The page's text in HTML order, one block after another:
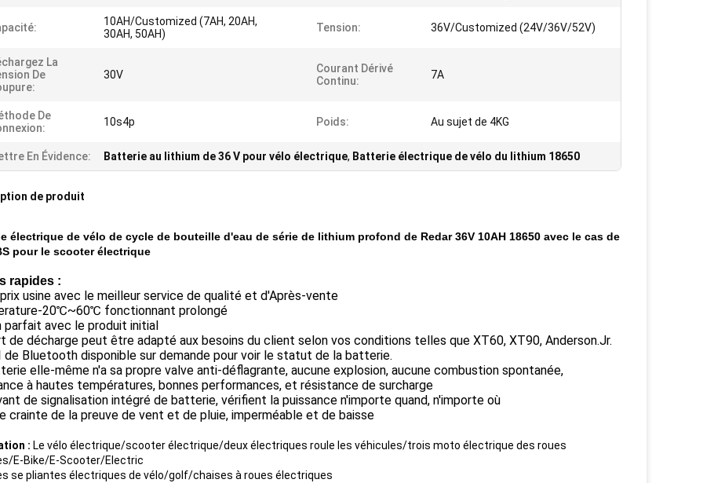
10AH/Customized (7AH, 20AH,
30AH, 50AH)
Tension: 36V/Customized (24V/36V/52V)
La
De
30V
Courant Dérivé
Continu:
7A
De
10s4p Poids: Au sujet de 4KG
En Évidence: Batterie au lithium de 36 V pour vélo électrique, Batterie électrique de vélo du lithium 18650
de produit
électrique de vélo de cycle de bouteille d'eau de série de lithium profond de Redar 36V 10AH 18650 avec le cas de
pour le scooter électrique
rapides :
prix usine avec le meilleur service de qualité et d'Après-vente
20℃~60℃ fonctionnant prolongé
parfait avec le produit initial
de décharge peut être adapté aux besoins du client selon vos conditions telles que XT60, XT90, Anderson.Jr.
de Bluetooth disponible sur demande pour voir le statut de la batterie.
elle-même n'a sa propre valve anti-déflagrante, aucune explosion, aucune combustion spontanée,
à hautes températures, bonnes performances, et résistance de surcharge
de signalisation intégré de batterie, vérifient la puissance n'importe quand, n'importe où
crainte de la preuve de vent et de pluie, imperméable et de baisse
: Le vélo électrique/scooter électrique/deux électriques roule les véhicules/trois moto électrique des roues
E-Bike/E-Scooter/Electric
se pliantes électriques de vélo/golf/chaises à roues électriques